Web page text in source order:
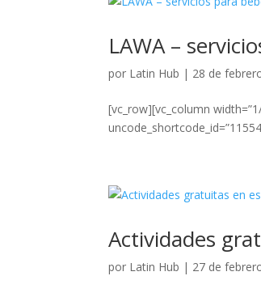
LAWA –
por Latin Hub | 28 de
[vc_row][vc_column
Actividades
por Latin Hub | 27 de